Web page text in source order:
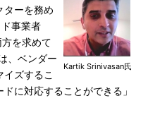
Kartik Srinivasan氏
ターを務め
事業者
を求めて
、ベンダー
ズするこ
に対応することができる」